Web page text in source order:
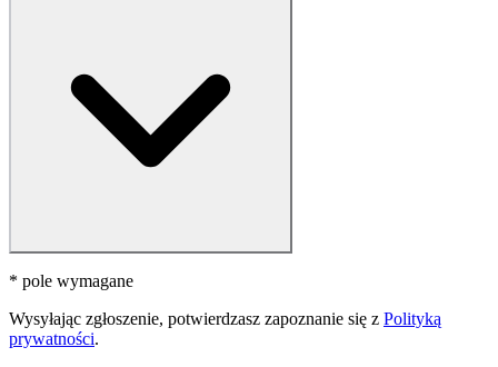
* pole wymagane
Wysyłając zgłoszenie, potwierdzasz zapoznanie się z Polityką
prywatności.